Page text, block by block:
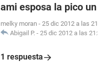
ami esposa la pico
melky moran - 25 dic 2012 a las
Abigail P. - 25 dic 2012 a las
1 respuesta